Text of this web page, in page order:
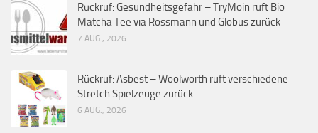
Rückruf: Gesundheitsgefahr – TryMoin ruft Bio
Matcha Tee via Rossmann und Globus zurück
7 AUG., 2026
Rückruf: Asbest – Woolworth ruft verschiedene
Stretch Spielzeuge zurück
6 AUG., 2026